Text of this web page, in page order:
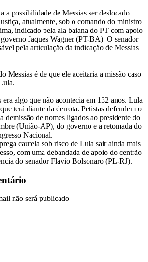
a possibilidade de Messias ser deslocado
atualmente, sob o comando do ministro
indicado pela ala baiana do PT com apoio
Jaques Wagner (PT-BA). O senador
pela articulação da indicação de Messias
Messias é de que ele aceitaria a missão caso
era algo que não acontecia em 132 anos. Lula
terá diante da derrota. Petistas defendem o
demissão de nomes ligados ao presidente do
(União-AP), do governo e a retomada do
Nacional.
cautela sob risco de Lula sair ainda mais
com uma debandada de apoio do centrão
do senador Flávio Bolsonaro (PL-RJ).
não será publicado